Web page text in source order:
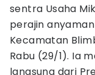
sentra Usaha
perajin
Kecamatan
Rabu (29/1). Ia
langsung dari